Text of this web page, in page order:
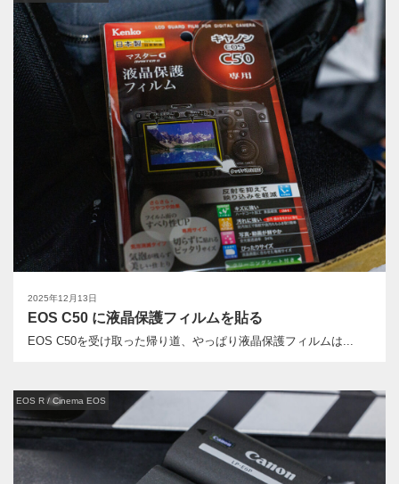
2025年12月13日
EOS C50 に液晶保護フィルムを貼る
EOS C50を受け取った帰り道、やっぱり液晶保護フィルムは...
EOS R / Cinema EOS